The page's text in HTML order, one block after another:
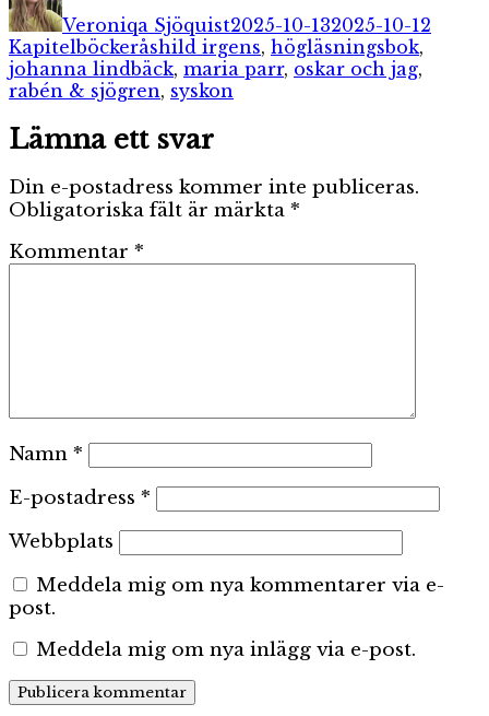
Veroniqa Sjöquist2025-10-132025-10-12
KapitelböckerEtiketter
åshild irgens, högläsningsbok,
johanna lindbäck, maria parr, oskar och jag,
rabén & sjögren, syskon
Lämna ett svar
Din e-postadress kommer inte publiceras.
Obligatoriska fält är märkta *
Kommentar *
Namn *
E-postadress *
Webbplats
Meddela mig om nya kommentarer via e-
post.
Meddela mig om nya inlägg via e-post.